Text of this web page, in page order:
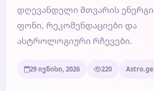
წლის ჰოროსკოპი
დღევანდელი მთვარის
ფონი, რეკომენდაციები და
ასტროლოგიური რჩევები.
29 ივნისი, 2026 220 Astro.ge